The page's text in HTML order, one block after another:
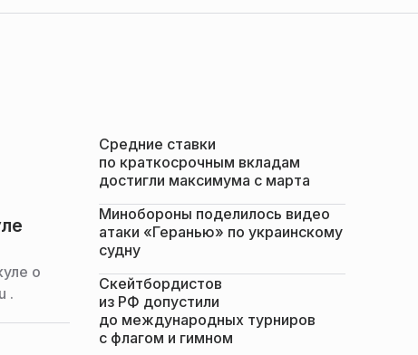
о
.
Средние ставки
по краткосрочным вкладам
достигли максимума с марта
Минобороны поделилось видео
атаки «Геранью» по украинскому
судну
Скейтбордистов
из РФ допустили
до международных турниров
с флагом и гимном